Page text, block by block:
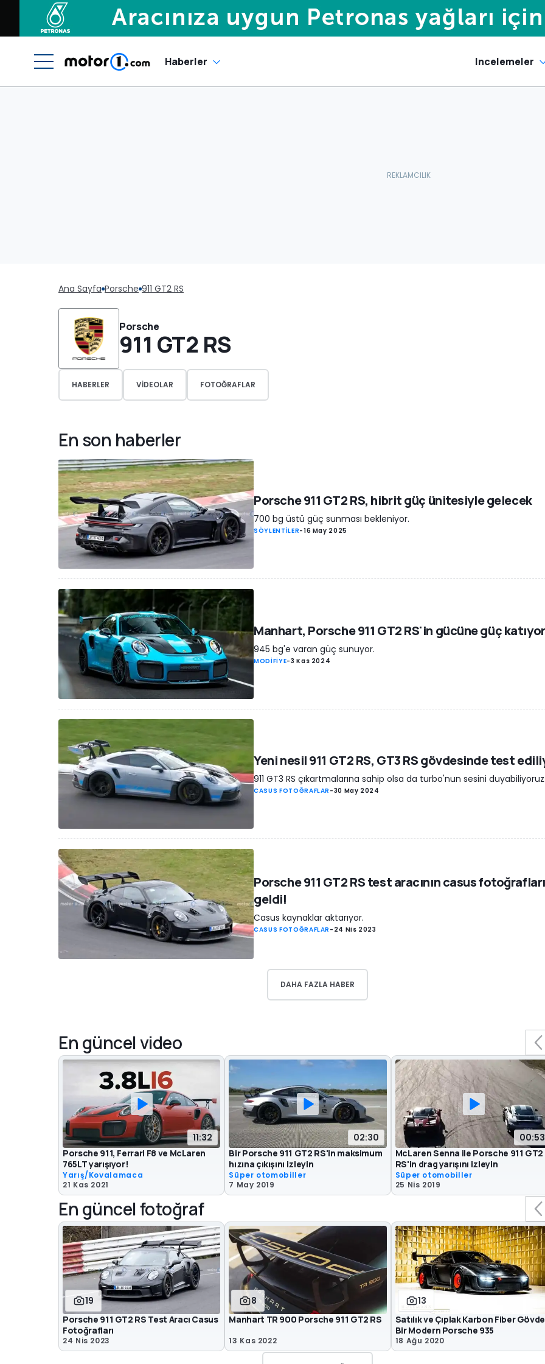
Haberler Incelemeler
Ana Sayfa Porsche 911 GT2 RS
Porsche
911 GT2 RS
HABERLER VIDEOLAR FOTOĞRAFLAR
En son haberler
Porsche 911 GT2 RS, hibrit güç ünitesiyle gelecek
700 bg üstü güç sunması bekleniyor.
SÖYLENTİLER-16 May 2025
Manhart, Porsche 911 GT2 RS'in gücüne güç
945 bg'e varan güç sunuyor.
MODİFİYE-3 Kas 2024
Yeni nesil 911 GT2 RS, GT3 RS gövdesinde test
911 GT3 RS çıkartmalarına sahip olsa da turbo'nun sesini
CASUS FOTOĞRAFLAR -30 May 2024
Porsche 911 GT2 RS test aracının casus fotoğrafları
geldi!
Casus kaynaklar aktarıyor.
CASUS FOTOĞRAFLAR - 24 Nis 2023
DAHA FAZLA HABER
En güncel video
11:32
Porsche 911, Ferrari F8 ve McLaren
765LT yarışıyor!
Yarış/Kovalamaca
21 Kas 2021
02:30
Bir Porsche 911 GT2 RS'in maksimum
hızına çıkışını izleyin
Süper otomobiller
7 May 2019
00:53
McLaren Senna ile Porsche 911 GT2
RS'in drag yarışını izleyin
Süper otomobiller
25 Nis 2019
En güncel fotoğraf
19
Porsche 911 GT2 RS Test Aracı Casus
Fotoğrafları
24 Nis 2023
8
Manhart TR 900 Porsche 911 GT2 RS
13 Kas 2022
13
Satılık ve Çıplak Karbon Fiber
Bir Modern Porsche 935
18 Ağu 2020